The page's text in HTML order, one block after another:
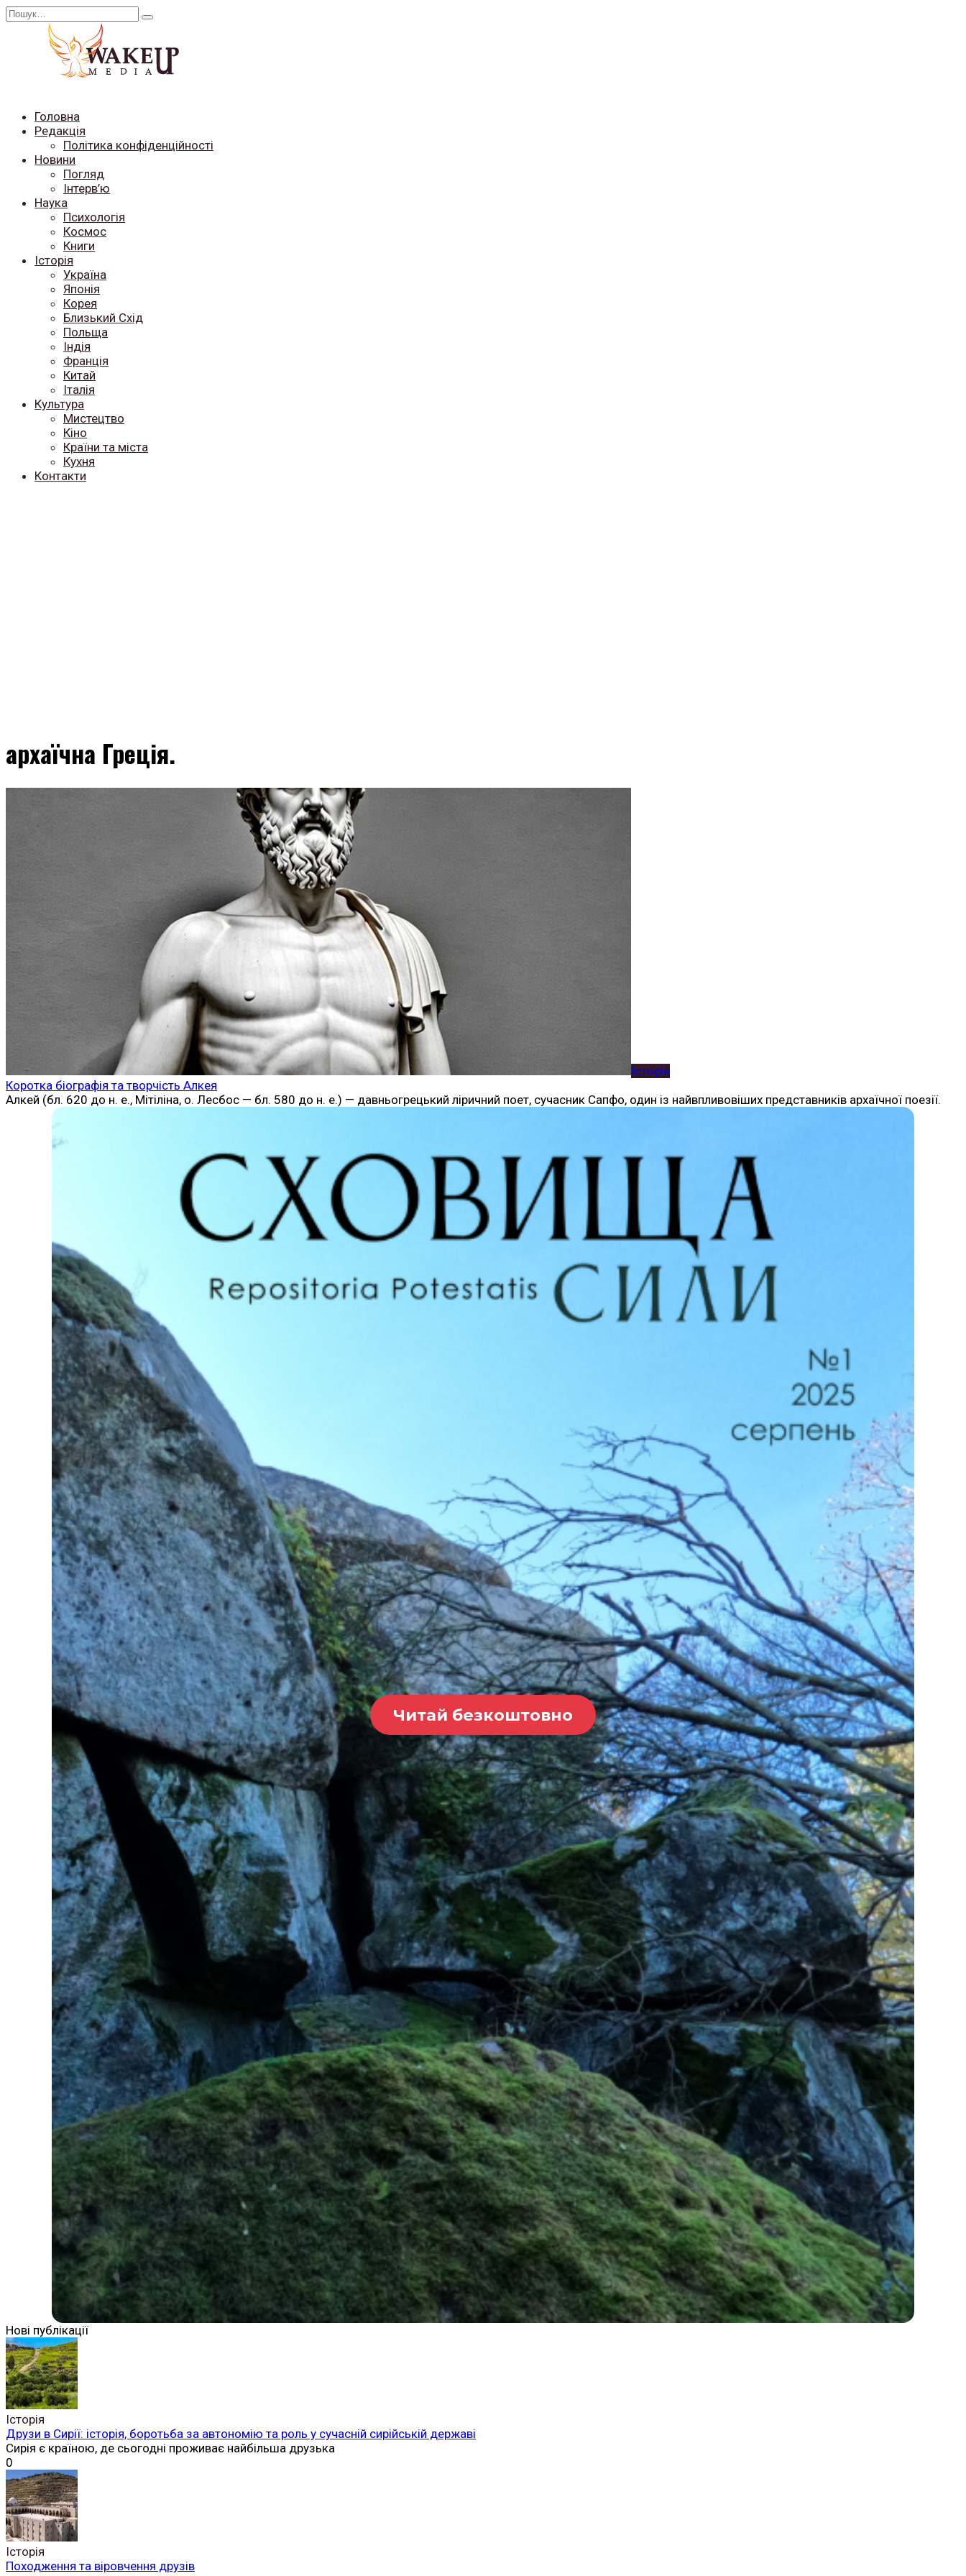
Перейти
Search
Головна
Редакція
Політика конфіденційності
Новини
Погляд
Інтерв’ю
Наука
Психологія
Космос
Книги
Історія
Україна
Японія
Корея
Близький Схід
Польща
Індія
Франція
Китай
Італія
Культура
Мистецтво
Кіно
Країни та міста
Кухня
Контакти
архаїчна Греція.
Історія
Коротка біографія та творчість Алкея
Алкей (бл. 620 до н. е., Мітіліна, о. Лесбос — бл. 580 до н. е.) — давньогрецький ліричний поет, сучасник Сапфо, один із найвпливовіших представників архаїчної поезії.
Читай безкоштовно
Нові публікації
Історія
Друзи в Сирії: історія, боротьба за автономію та роль у сучасній сирійській державі
Сирія є країною, де сьогодні проживає найбільша друзька
0
Історія
Походження та віровчення друзів